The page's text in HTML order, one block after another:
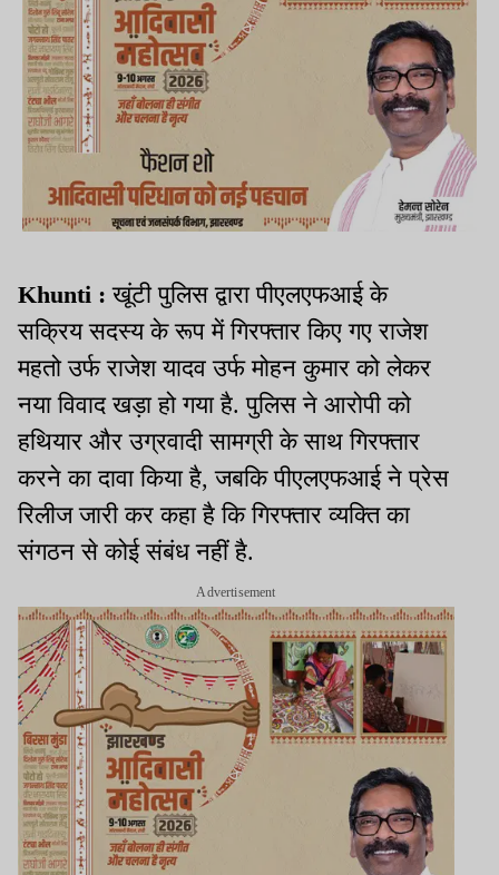
Khunti :खूंटी पुलिस द्वारा पीएलएफआई के
सक्रिय सदस्य के रूप में गिरफ्तार किए गए राजेश
महतो उर्फ राजेश यादव उर्फ मोहन कुमार को लेकर
नया विवाद खड़ा हो गया है. पुलिस ने आरोपी को
हथियार और उग्रवादी सामग्री के साथ गिरफ्तार
करने का दावा किया है, जबकि पीएलएफआई ने प्रेस
रिलीज जारी कर कहा है कि गिरफ्तार व्यक्ति का
संगठन से कोई संबंध नहीं है.
Advertisement